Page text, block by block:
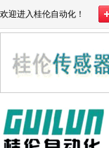
欢迎进入桂伦自动化！